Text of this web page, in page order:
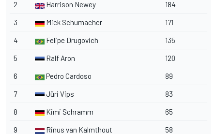
2 Harrison Newey 184
3 Mick Schumacher 171
4 Felipe Drugovich 135
5 Ralf Aron 120
6 Pedro Cardoso 89
7 Jüri Vips 83
8 Kimi Schramm 65
9 Rinus van Kalmthout 58